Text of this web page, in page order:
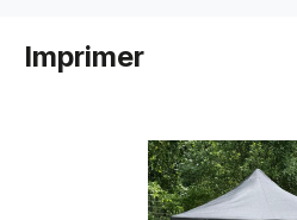
Imprimer
Skip category gallery